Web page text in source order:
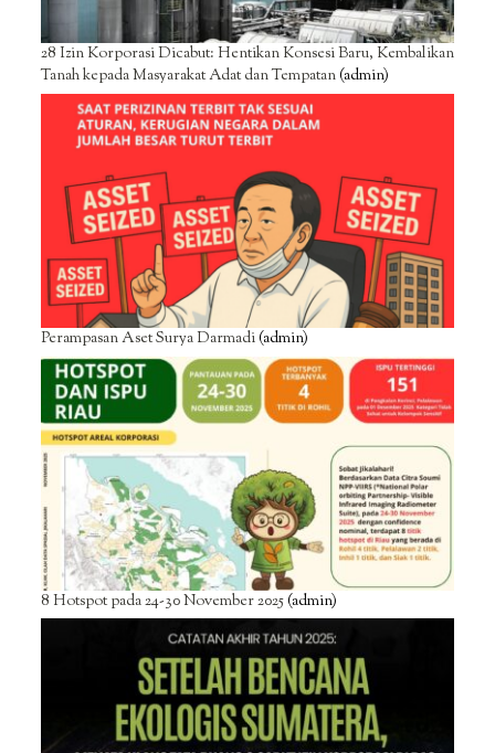
28 Izin Korporasi Dicabut: Hentikan Konsesi Baru, Kembalikan
Tanah kepada Masyarakat Adat dan Tempatan(admin)
Perampasan Aset Surya Darmadi(admin)
8 Hotspot pada 24-30 November 2025(admin)